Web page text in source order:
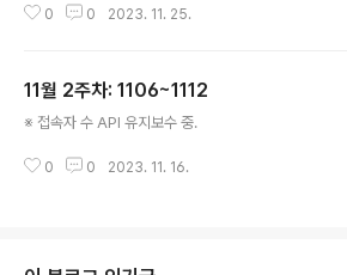
0 0 2023. 11. 25.
11월 2주차: 1106~1112
※ 접속자 수 API 유지보수 중.
0 0 2023. 11. 16.